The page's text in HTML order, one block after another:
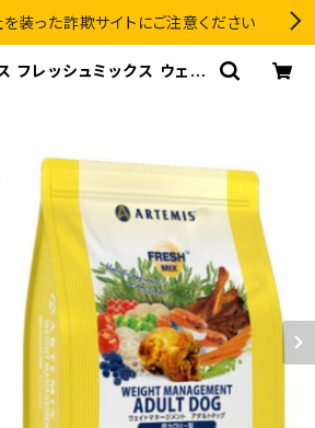
を装った詐欺サイトにご注意ください
フレッシュミックス ウェイ